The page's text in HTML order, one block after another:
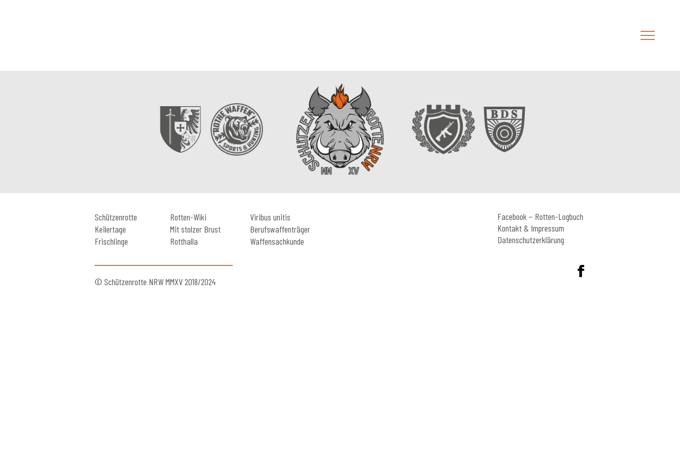
Schützenrotte
Keilertage
Frischlinge
Rotten-Wiki
Mit stolzer Brust
Rotthalla
Viribus unitis
Berufswaffenträger
Waffensachkunde
Facebook – Rotten-Logbuch
Kontakt & Impressum
Datenschutzerklärung
© Schützenrotte NRW MMXV 2018/2024